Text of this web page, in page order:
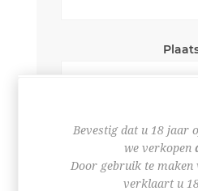
Land:
Bevestig dat u 18 jaar
we verkopen
Door gebruik te maken
verklaart u